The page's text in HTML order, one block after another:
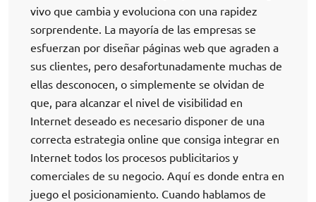
vivo que cambia y evoluciona con una rapidez
sorprendente. La mayoría de las empresas se
esfuerzan por diseñar páginas web que agraden a
sus clientes, pero desafortunadamente muchas de
ellas desconocen, o simplemente se olvidan de
que, para alcanzar el nivel de visibilidad en
Internet deseado es necesario disponer de una
correcta estrategia online que consiga integrar en
Internet todos los procesos publicitarios y
comerciales de su negocio. Aquí es donde entra en
juego el posicionamiento. Cuando hablamos de